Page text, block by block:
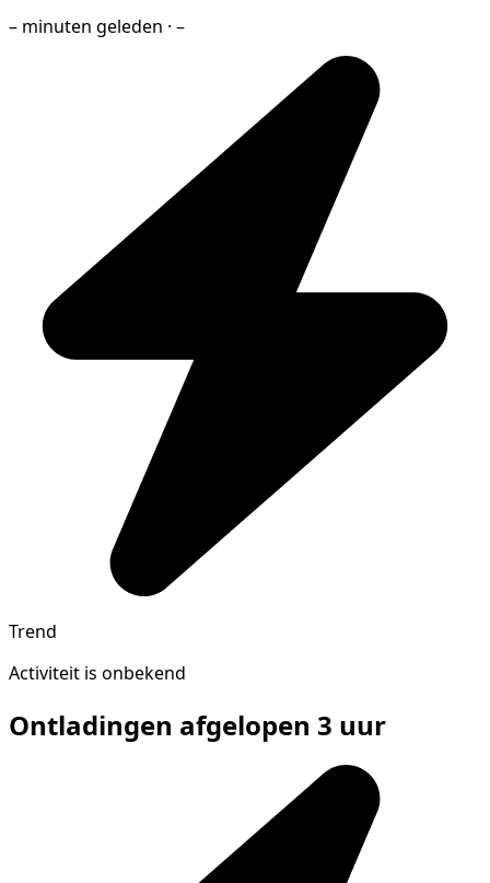
– minuten geleden · –
Trend
Activiteit is onbekend
Ontladingen afgelopen 3 uur